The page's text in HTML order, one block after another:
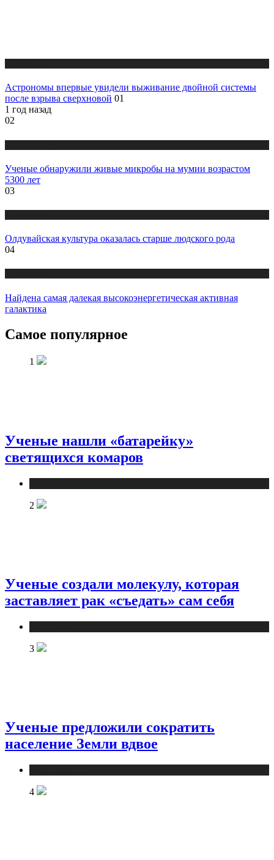
Астрономы впервые увидели выживание двойной системы
после взрыва сверхновой 01
1 год назад
02
Ученые обнаружили живые микробы на мумии возрастом
5300 лет
03
Олдувайская культура оказалась старше людского рода
04
Найдена самая далекая высокоэнергетическая активная
галактика
Самое популярное
1
Ученые нашли «батарейку»
светящихся комаров
2
Ученые создали молекулу, которая
заставляет рак «съедать» сам себя
3
Ученые предложили сократить
население Земли вдвое
4